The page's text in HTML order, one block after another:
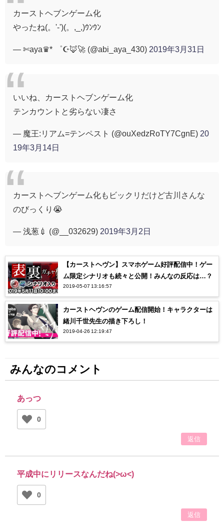
カーストヘブンゲーム化
やったね(。'-')(。,_,)ｳﾝｳﾝ
— ✄aya♛* ゜☪️🦊🚀 (@abi_aya_430) 2019年3月31日
いいね、カーストヘブンゲーム化
テンカウントと劣らない凄さ
— 魔王:リアム=テンペスト (@ouXedzRoTY7CgnE) 20
19年3月14日
カーストヘブンゲーム化もビックリだけど古川さんな
のびっくり😭
— 浅葱💉 (@__032629) 2019年3月2日
【カーストヘヴン】スマホゲーム好評配信中！ゲー
ム限定シナリオも続々と公開！みんなの反応は…？
2019-05-07 13:16:57
カーストヘヴンのゲーム配信開始！キャラクターは
緒川千世先生の描き下ろし！
2019-04-26 12:19:47
みんなのコメント
あっつ
0
返信
平成中にリリースなんだね(>ω<)
0
返信